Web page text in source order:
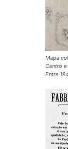
Mapa
Centro e
Entre